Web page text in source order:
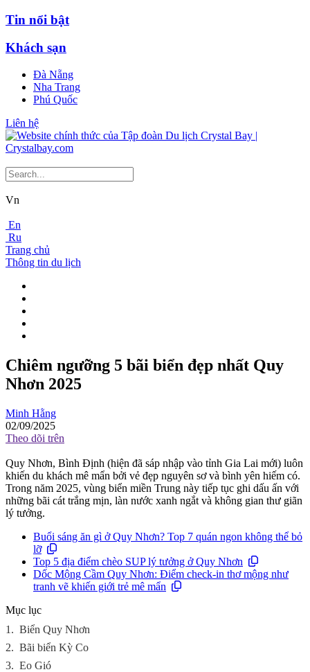
Tin nổi bật
Khách sạn
Đà Nẵng
Nha Trang
Phú Quốc
Liên hệ
Vn
En
Ru
Trang chủ
Thông tin du lịch
Chiêm ngưỡng 5 bãi biển đẹp nhất Quy
Nhơn 2025
Minh Hằng
02/09/2025
Theo dõi trên
Quy Nhơn, Bình Định (hiện đã sáp nhập vào tỉnh Gia Lai mới) luôn
khiến du khách mê mẩn bởi vẻ đẹp nguyên sơ và bình yên hiếm có.
Trong năm 2025, vùng biển miền Trung này tiếp tục ghi dấu ấn với
những bãi cát trắng mịn, làn nước xanh ngắt và không gian thư giãn
lý tưởng.
Buổi sáng ăn gì ở Quy Nhơn? Top 7 quán ngon không thể bỏ
lỡ
Top 5 địa điểm chèo SUP lý tưởng ở Quy Nhơn
Dốc Mộng Cầm Quy Nhơn: Điểm check-in thơ mộng như
tranh vẽ khiến giới trẻ mê mẩn
Mục lục
1. Biển Quy Nhơn
2. Bãi biển Kỳ Co
3. Eo Gió